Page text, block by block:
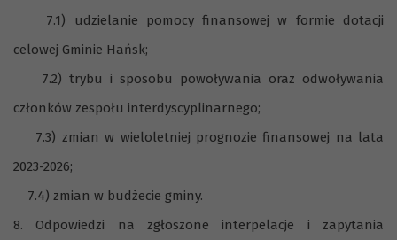
7.1) udzielanie pomocy finansowej w formie dotacji
celowej Gminie Hańsk;
7.2) trybu i sposobu powoływania oraz odwoływania
członków zespołu interdyscyplinarnego;
7.3) zmian w wieloletniej prognozie finansowej na lata
2023-2026;
7.4) zmian w budżecie gminy.
8. Odpowiedzi na zgłoszone interpelacje i zapytania